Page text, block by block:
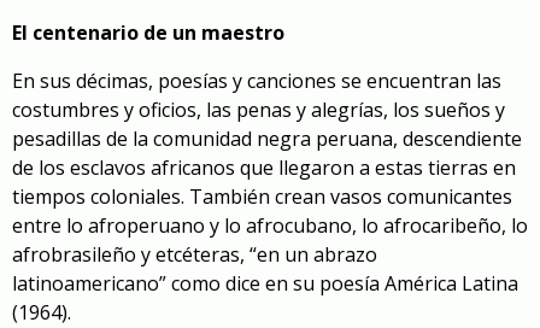
El centenario de un maestro
En sus décimas, poesías y canciones se encuentran las
costumbres y oficios, las penas y alegrías, los sueños y
pesadillas de la comunidad negra peruana, descendiente
de los esclavos africanos que llegaron a estas tierras en
tiempos coloniales. También crean vasos comunicantes
entre lo afroperuano y lo afrocubano, lo afrocaribeño, lo
afrobrasileño y etcéteras, “en un abrazo
latinoamericano” como dice en su poesía América Latina
(1964).